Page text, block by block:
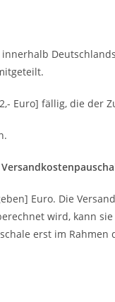
Euro] fällig, die
Euro. Die
wird, kann
erst im